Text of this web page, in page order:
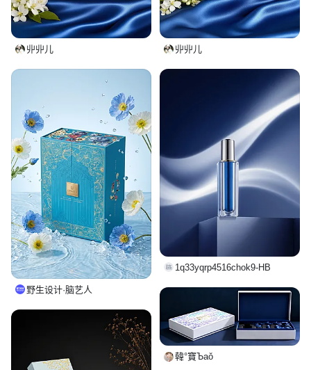
丱丱儿 丱丱儿
野生设计·脑艺人
1q33yqrp4516chok9-HB
韓°寶Ъаǒ